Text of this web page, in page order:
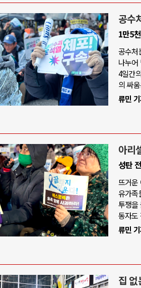
공수
1만5
공수처
나누어
4일간
의 싸
류민
아리
성탄
뜨거운
유가족
투쟁을
동자도
류민
집